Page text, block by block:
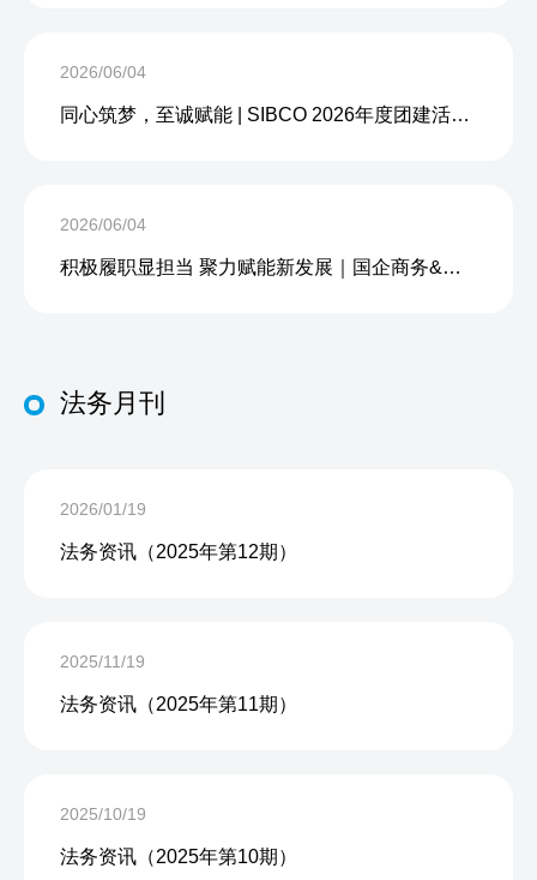
2026/06/04
同心筑梦，至诚赋能 | SIBCO 2026年度团建活动圆满收官
2026/06/04
积极履职显担当 聚力赋能新发展｜国企商务&中企人力出席上海现代服务业联合会第五届会员大会第三次会议暨2026服务业高质量发展大会
法务月刊
2026/01/19
法务资讯（2025年第12期）
2025/11/19
法务资讯（2025年第11期）
2025/10/19
法务资讯（2025年第10期）